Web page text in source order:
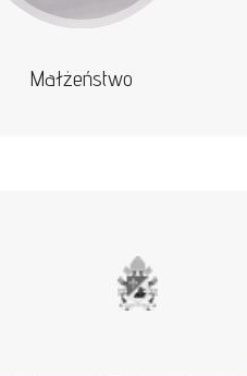
Małżeństwo